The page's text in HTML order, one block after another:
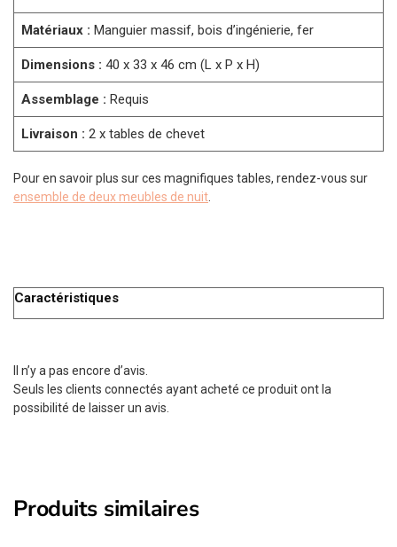
Matériaux : Manguier massif, bois d’ingénierie, fer
Dimensions : 40 x 33 x 46 cm (L x P x H)
Assemblage : Requis
Livraison : 2 x tables de chevet
Pour en savoir plus sur ces magnifiques tables, rendez-vous sur
ensemble de deux meubles de nuit
Caractéristiques
Il n’y a pas encore d’avis.
Seuls les clients connectés ayant acheté ce produit ont la
possibilité de laisser un avis.
Produits similaires